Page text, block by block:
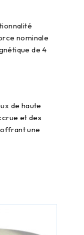
nominale
de 4
et des
une